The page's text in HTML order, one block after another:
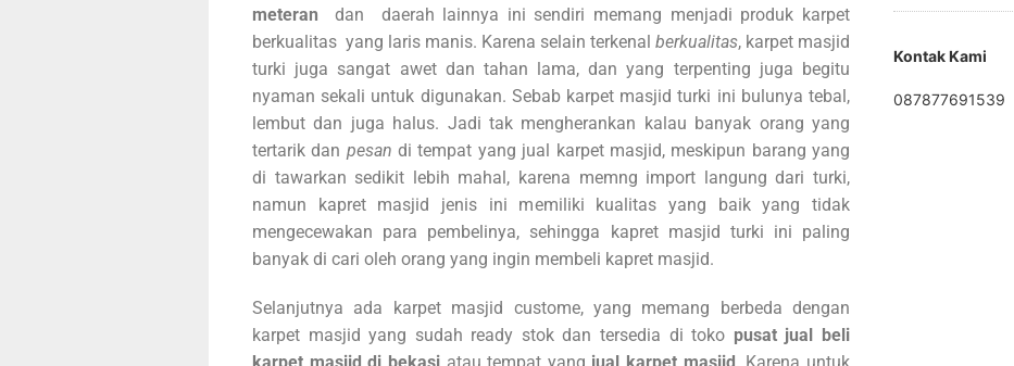
meteran
dan daerah lainnya ini sendiri memang menjadi produk karpet
berkualitas yang laris manis. Karena selain terkenal berkualitas, karpet masjid
turki juga sangat awet dan tahan lama, dan yang terpenting juga begitu
nyaman sekali untuk digunakan. Sebab karpet masjid turki ini bulunya tebal,
lembut dan juga halus. Jadi tak mengherankan kalau banyak orang yang
tertarik dan pesan di tempat yang jual karpet masjid, meskipun barang yang
di tawarkan sedikit lebih mahal, karena memng import langung dari turki,
namun kapret masjid jenis ini memiliki kualitas yang baik yang tidak
mengecewakan para pembelinya, sehingga kapret masjid turki ini paling
banyak di cari oleh orang yang ingin membeli kapret masjid.
Selanjutnya ada karpet masjid custome, yang memang berbeda dengan
karpet masjid yang sudah ready stok dan tersedia di toko pusat jual beli
Kontak Kami
087877691539